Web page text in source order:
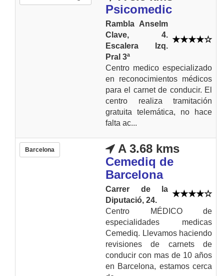
Psicomedic
Rambla Anselm
Clave, 4.
Escalera Izq.
Pral 3ª
Centro medico especializado
en reconocimientos médicos
para el carnet de conducir. El
centro realiza tramitación
gratuita telemática, no hace
falta ac...
Barcelona
A 3.68 kms
Cemediq de
Barcelona
Carrer de la
Diputació, 24.
Centro MÉDICO de
especialidades medicas
Cemediq. Llevamos haciendo
revisiones de carnets de
conducir con mas de 10 años
en Barcelona, estamos cerca